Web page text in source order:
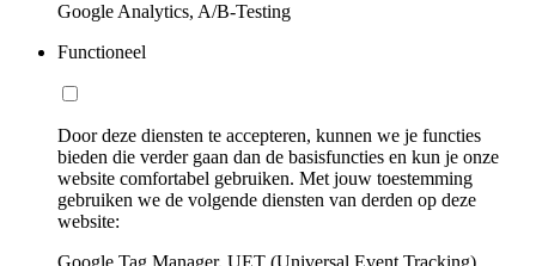
Google Analytics, A/B-Testing
Functioneel
Door deze diensten te accepteren, kunnen we je functies
bieden die verder gaan dan de basisfuncties en kun je onze
website comfortabel gebruiken. Met jouw toestemming
gebruiken we de volgende diensten van derden op deze
website: